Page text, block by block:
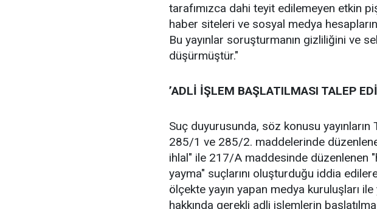
tarafımızca dahi teyit edilemeyen etkin
haber siteleri ve sosyal medya
Bu yayınlar soruşturmanın gizliliğini ve
düşürmüştür."
’ADLİ İŞLEM BAŞLATILMASI TALEP
Suç duyurusunda, söz konusu yayınların
285/1 ve 285/2. maddelerinde
ihlal" ile 217/A maddesinde düzenlenen
yayma" suçlarını oluşturduğu iddia
ölçekte yayın yapan medya kuruluşları
hakkında gerekli adli işlemlerin